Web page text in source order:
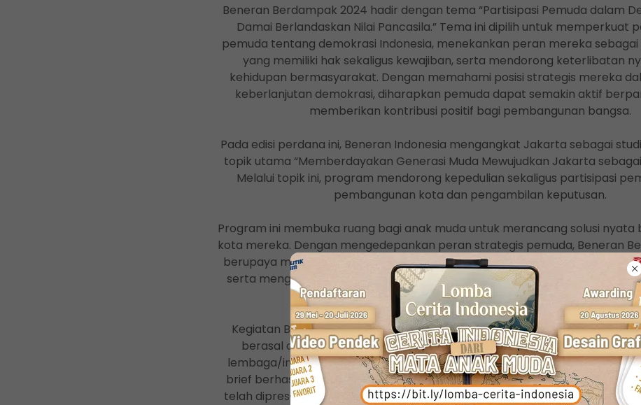
Beneran Berdampak 2024 hadir dengan tema “Partisipasi Pemuda dalam
Damai Berlandaskan Nilai Pancasila.” Tema ini dipilih untuk memperkuat
pemuda tentang demokrasi Indonesia, menekankan peran mereka
yang memiliki hak sekaligus kewajiban, serta mendorong keterlibatan
kehidupan bermasyarakat. Dengan memahami posisi strategis mereka
keberlanjutan demokrasi, diharapkan pemuda dapat semakin aktif
memberikan kontribusi positif bagi pembangunan bangsa.
Pada edisi perdana ini, Beneran Indonesia mengangkat Jakarta sebagai
topik utama “Memberdayakan Generasi Muda Mewujudkan Jakarta
Melalui topik ini, program mendorong kepedulian sekaligus partisipasi
pembangunan kota dan pengambilan keputusan.
Program ini membuka ruang bagi anak muda untuk merancang solusi
kota mereka. Dengan mengedepankan peran strategis pemuda, Beneran
berupaya menghadirkan gagasan inovatif atas berbagai isu krusial yang
serta menginspirasi generasi muda untuk berkontribusi dalam
kota yang inklusif, berkelanjutan, dan kompetitif di tingkat
Kegiatan Beneran Berdampak 2024 telah menjangkau 181 peserta (38
berasal dari 29 mitra sekolah (SMA/Sederajat) dan universitas, dengan
lembaga/instansi yang turut mensukseskan jalannya program. Sebanyak
brief berhasil dipublikasikan melalui website Beneran Indonesia, dan 6
telah dipresentasikan langsung dalam audiensi bersama Pemerintah